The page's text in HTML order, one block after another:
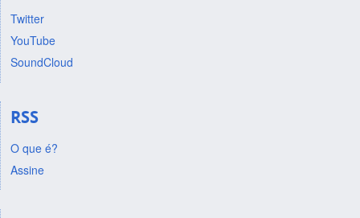
Twitter
YouTube
SoundCloud
RSS
O que é?
Assine